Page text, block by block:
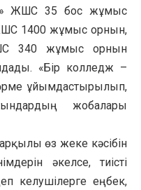
ЖШС 35 бос жұмыс
1400 жұмыс орнын,
340 жұмыс орнын
«Бір колледж –
ұйымдастырылып,
жобалары
өз жеке кәсібін
әкелсе, тиісті
келушілерге еңбек,